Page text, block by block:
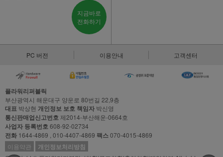
지금바로
전화하기
PC 버전 이용안내 고객센터
플라워리퍼블릭
부산광역시 해운대구 양운로 80번길 22,9층
대표 박상현 개인정보 보호 책임자 박신영
통신판매업신고번호제2014-부산해운-0664호
사업자 등록번호608-92-02734
전화 1644-4869 , 010-4407-4869 팩스070-4015-4869
이용약관
개인정보처리방침